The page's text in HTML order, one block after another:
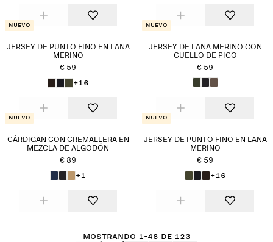
Nuevo
JERSEY DE PUNTO FINO EN LANA
MERINO
€ 59
+16
Nuevo
JERSEY DE LANA MERINO CON
CUELLO DE PICO
€ 59
Nuevo
CÁRDIGAN CON CREMALLERA EN
MEZCLA DE ALGODÓN
€ 89
+1
Nuevo
JERSEY DE PUNTO FINO EN LANA
MERINO
€ 59
+16
Mostrando 1-48 de 123